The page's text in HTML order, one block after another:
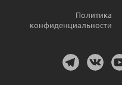
Политика
конфиденциальности